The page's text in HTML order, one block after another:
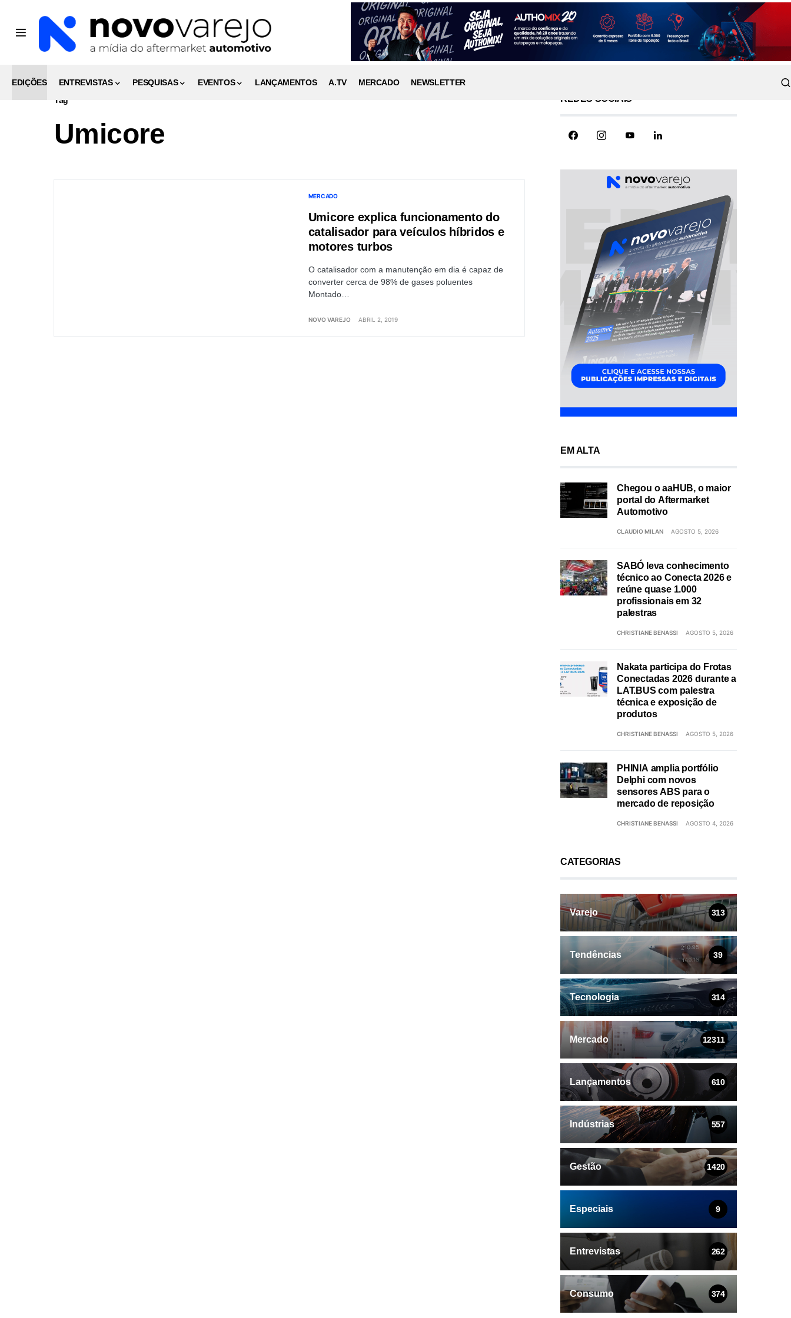
EDIÇÕES ENTREVISTAS PESQUISAS EVENTOS LANÇAMENTOS A.TV MERCADO
NEWSLETTER
Tag
Umicore
MERCADO
Umicore explica funcionamento do
catalisador para veículos híbridos e
motores turbos
O catalisador com a manutenção em dia é capaz de
converter cerca de 98% de gases poluentes
Montado…
NOVO VAREJO ABRIL 2, 2019
REDES SOCIAIS
EM ALTA
Chegou o aaHUB, o maior
portal do Aftermarket
Automotivo
CLAUDIO MILAN AGOSTO 5, 2026
SABÓ leva conhecimento
técnico ao Conecta 2026 e
reúne quase 1.000
profissionais em 32
palestras
CHRISTIANE BENASSI AGOSTO 5, 2026
Nakata participa do Frotas
Conectadas 2026 durante a
LAT.BUS com palestra
técnica e exposição de
produtos
CHRISTIANE BENASSI AGOSTO 5, 2026
PHINIA amplia portfólio
Delphi com novos
sensores ABS para o
mercado de reposição
CHRISTIANE BENASSI AGOSTO 4, 2026
CATEGORIAS
Varejo 313
Tendências 39
Tecnologia 314
Mercado 12311
Lançamentos 610
Indústrias 557
Gestão 1420
Especiais 9
Entrevistas 262
Consumo 374